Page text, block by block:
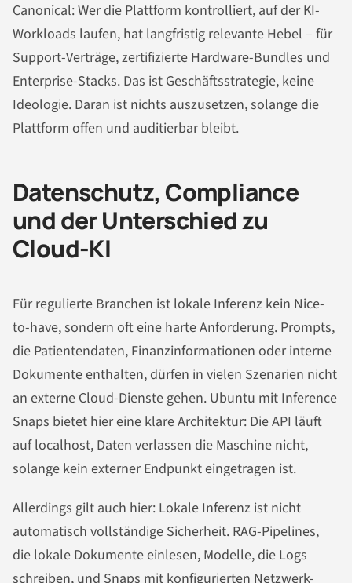
Canonical: Wer diePlattform kontrolliert, auf der KI-
Workloads laufen, hat langfristig relevante Hebel – für
Support-Verträge, zertifizierte Hardware-Bundles und
Enterprise-Stacks. Das ist Geschäftsstrategie, keine
Ideologie. Daran ist nichts auszusetzen, solange die
Plattform offen und auditierbar bleibt.
Datenschutz, Compliance
und der Unterschied zu
Cloud-KI
Für regulierte Branchen ist lokale Inferenz kein Nice-
to-have, sondern oft eine harte Anforderung. Prompts,
die Patientendaten, Finanzinformationen oder interne
Dokumente enthalten, dürfen in vielen Szenarien nicht
an externe Cloud-Dienste gehen. Ubuntu mit Inference
Snaps bietet hier eine klare Architektur: Die API läuft
auf localhost, Daten verlassen die Maschine nicht,
solange kein externer Endpunkt eingetragen ist.
Allerdings gilt auch hier: Lokale Inferenz ist nicht
automatisch vollständige Sicherheit. RAG-Pipelines,
die lokale Dokumente einlesen, Modelle, die Logs
schreiben, und Snaps mit konfigurierten Netzwerk-